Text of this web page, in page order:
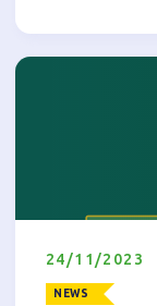
24/11/2023
NEWS